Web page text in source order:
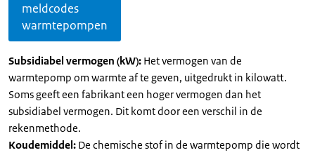
meldcodes
warmtepompen
Subsidiabel vermogen (kW): Het vermogen van de
warmtepomp om warmte af te geven, uitgedrukt in kilowatt.
Soms geeft een fabrikant een hoger vermogen dan het
subsidiabel vermogen. Dit komt door een verschil in de
rekenmethode.
Koudemiddel: De chemische stof in de warmtepomp die wordt